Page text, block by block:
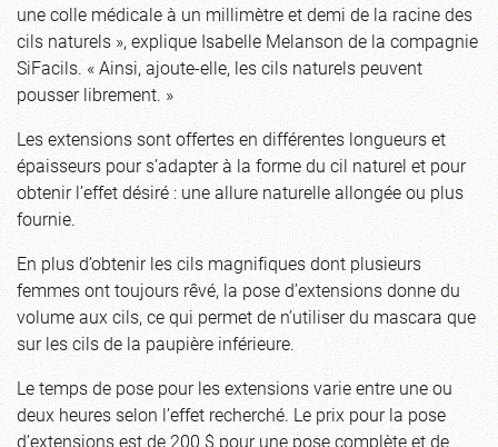
une colle médicale à un millimètre et demi de la racine des
cils naturels », explique Isabelle Melanson de la compagnie
SiFacils. « Ainsi, ajoute-elle, les cils naturels peuvent
pousser librement. »
Les extensions sont offertes en différentes longueurs et
épaisseurs pour s’adapter à la forme du cil naturel et pour
obtenir l’effet désiré : une allure naturelle allongée ou plus
fournie.
En plus d’obtenir les cils magnifiques dont plusieurs
femmes ont toujours rêvé, la pose d’extensions donne du
volume aux cils, ce qui permet de n’utiliser du mascara que
sur les cils de la paupière inférieure.
Le temps de pose pour les extensions varie entre une ou
deux heures selon l’effet recherché. Le prix pour la pose
d’extensions est de 200 $ pour une pose complète et de